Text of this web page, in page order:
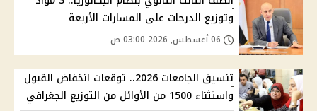
وتوزيع الدرجات على المسارات الأربعة
تنسيق الجامعات 2026.. توقعات انخفاض القبول
واستثناء 1500 من الأوائل من التوزيع الجغرافي